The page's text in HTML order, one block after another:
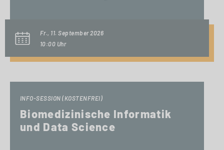
Fr., 11. September 2026
10:00 Uhr
INFO-SESSION (KOSTENFREI)
Biomedizinische Informatik
und Data Science